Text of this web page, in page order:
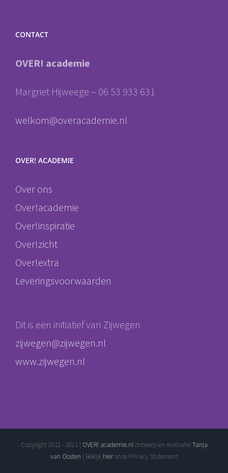
CONTACT
OVER! academie
Margriet Hijweege – 06 53 933 631
welkom@overacademie.nl
OVER! ACADEMIE
Over ons
Over!academie
Over!inspiratie
Over!zicht
Over!extra
Leveringsvoorwaarden
Dit is een initiatief van Zijwegen
zijwegen@zijwegen.nl
www.zijwegen.nl
Copyright 2012 - 2021 | OVER! academie.nlontwerp en realisatieTanja
van Oosten | Bekijk hieronze Privacy Statement